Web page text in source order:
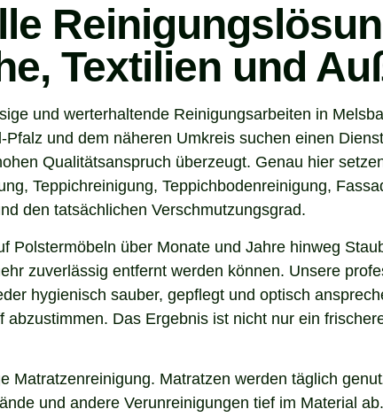
Textilien und
und werterhaltende Reinigungsarbeiten in
und dem näheren Umkreis suchen einen
Qualitätsanspruch überzeugt. Genau hier
Teppichreinigung, Teppichbodenreinigung,
den tatsächlichen Verschmutzungsgrad.
Polstermöbeln über Monate und Jahre hinweg
zuverlässig entfernt werden können. Unsere
hygienisch sauber, gepflegt und optisch
abzustimmen. Das Ergebnis ist nicht nur ein
Matratzenreinigung. Matratzen werden täglich
und andere Verunreinigungen tief im Material